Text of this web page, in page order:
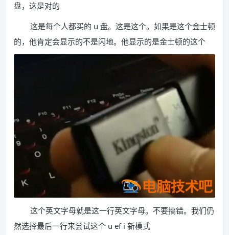
盘，这是对的
这是每个人都买的 u 盘。这是这个。如果是这个金士顿
的，他肯定会显示的不是闪地。他显示的是金士顿的这个
这个英文字母就是这一行英文字母。不要搞错。我们仍
然选择最后一行来尝试这个 u ef i 新模式